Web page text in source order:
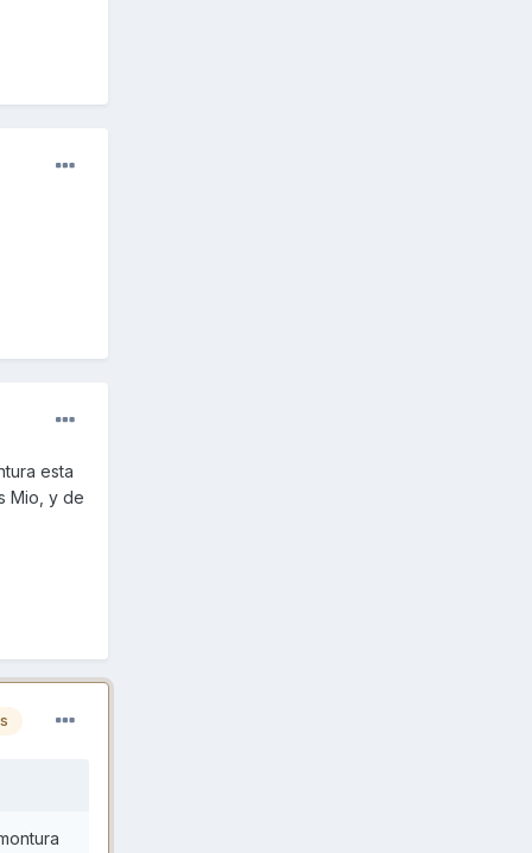
esta
Mio, y de